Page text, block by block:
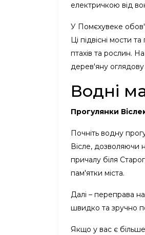
електричкою від
У Помєхувеке
Ці підвісні мости
птахів та рослин.
дерев'яну
Водні
Прогулянки
Почніть водну
Вісле, дозволяючи
причалу біля
пам'ятки міста.
Далі – переправа
швидко та зручно
Якщо у вас є